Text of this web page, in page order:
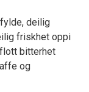
deilig
friskhet oppi
bitterhet
og